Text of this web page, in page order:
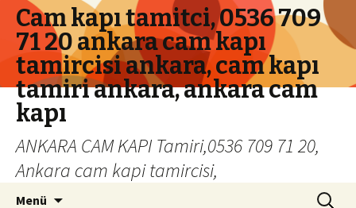
Cam kapı tamitci, 0536 709
71 20 ankara cam kapı
tamircisi ankara, cam kapı
tamiri ankara, ankara cam
kapı
ANKARA CAM KAPI Tamiri,0536 709 71 20,
Ankara cam kapi tamircisi,
Menü Arama: